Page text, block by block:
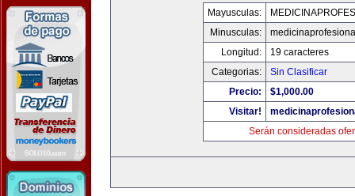
Mayusculas:
Minusculas:
Longitud:
19 caracteres
Categorias:
Sin Clasificar
Precio:
$1,000.00
Visitar!
Serán consideradas